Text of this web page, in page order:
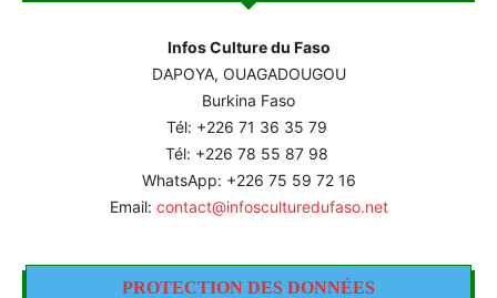
Infos Culture du Faso
DAPOYA, OUAGADOUGOU
Burkina Faso
Tél: +226 71 36 35 79
Tél: +226 78 55 87 98
WhatsApp: +226 75 59 72 16
Email: contact@infosculturedufaso.net
PROTECTION DES DONNÉES